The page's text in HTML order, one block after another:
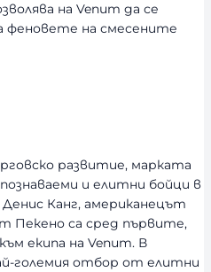
на Venum да се
феновете на смесените
развитие, марката
и елитни бойци в
Канг, американецът
Пекено са сред първите,
екипа на Venum. В
големия отбор от елитни